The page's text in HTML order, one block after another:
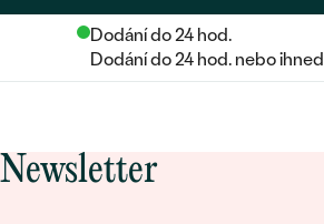
Dodání do 24 hod.
Dodání do 24 hod. nebo ihned
Newsletter